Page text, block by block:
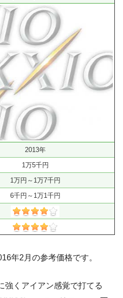
2013年
1万5千円
1万円～1万7千円
6千円～1万1千円
年2月の参考価格です。
くアイアン感覚で打てる